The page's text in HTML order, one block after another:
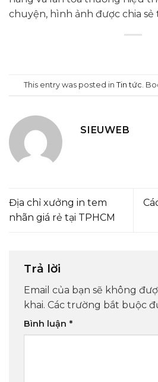
chuyện, hình ảnh được chia sẻ
This entry was posted in Tin tức .
SIEUWEB
Địa chỉ xưởng in tem
nhãn giá rẻ tại TPHCM
Trả lời
Email của bạn sẽ không
khai. Các trường bắt buộc
Bình luận *